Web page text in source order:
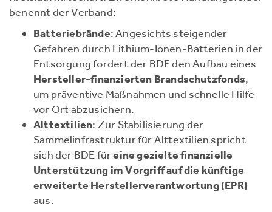
benennt der Verband:
Batteriebrände: Angesichts steigender
Gefahren durch Lithium-Ionen-Batterien in der
Entsorgung fordert der BDE den Aufbau eines
Hersteller-finanzierten Brandschutzfonds,
um präventive Maßnahmen und schnelle Hilfe
vor Ort abzusichern.
Alttextilien: Zur Stabilisierung der
Sammelinfrastruktur für Alttextilien spricht
sich der BDE füreine gezielte finanzielle
Unterstützung im Vorgriff auf die künftige
erweiterte Herstellerverantwortung (EPR)
aus.